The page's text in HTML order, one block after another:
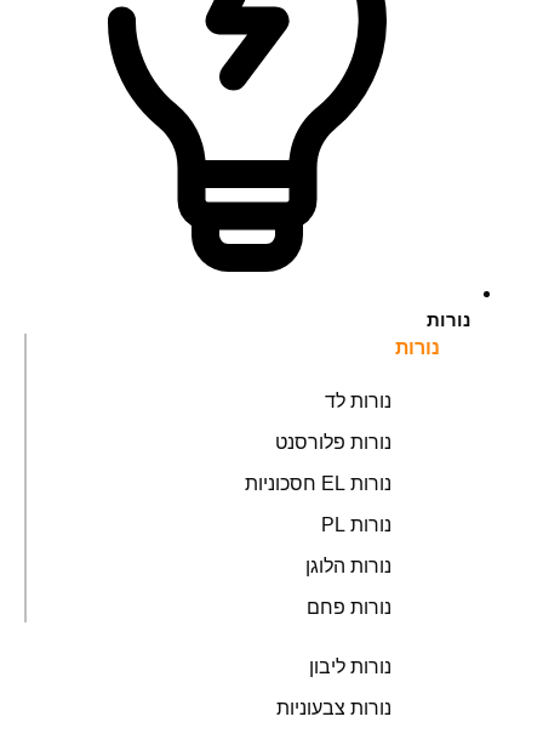
נורות
נורות
נורות לד
נורות פלורסנט
נורות EL חסכוניות
נורות PL
נורות הלוגן
נורות פחם
נורות ליבון
נורות צבעוניות